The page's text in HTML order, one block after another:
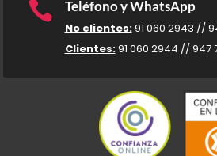
 Teléfono y WhatsApp
No clientes:91 060 2943 //
Clientes:91 060 2944 // 947